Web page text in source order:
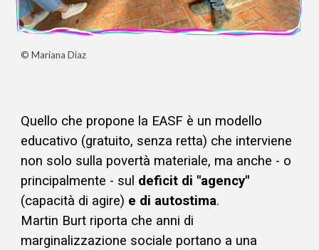
© Mariana Diaz
Quello che propone la EASF è un modello
educativo (gratuito, senza retta) che interviene
non solo sulla povertà materiale, ma anche - o
principalmente - sul deficit di "agency"
(capacità di agire) e di autostima.
Martin Burt riporta che anni di
marginalizzazione sociale portano a una